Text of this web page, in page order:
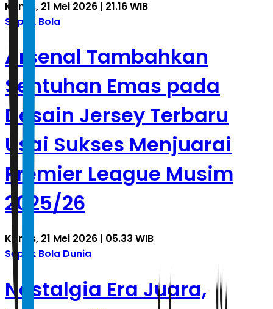
Kamis, 21 Mei 2026 | 21.16 WIB
Sepak Bola
Arsenal Tambahkan
Sentuhan Emas pada
Desain Jersey Terbaru
Usai Sukses Menjuarai
Premier League Musim
2025/26
Kamis, 21 Mei 2026 | 05.33 WIB
Sepak Bola Dunia
Nostalgia Era Juara,